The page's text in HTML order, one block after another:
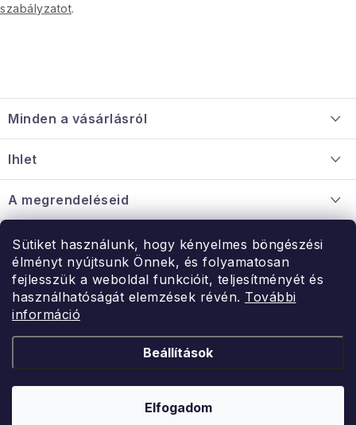
Sütiket használunk, hogy kényelmes böngészési
élményt nyújtsunk Önnek, és folyamatosan
fejlesszük a weboldal funkcióit, teljesítményét és
használhatóságát elemzések révén. További
információ
Beállítások
Elfogadom
szabályzatot.
á
b
é
c
Minden a vásárlásról
Információ a mellékletről
Nagykereskedelmi együttműködés
Ihlet
A megrendeléseid
Érintkezés
Rendelésem
Érintkezés
Hé-Pé: 9:00-15:00
uzlet@modernvasarlas.hu
Kereskedelem feltételei
ModernVasarlas.hu. Minden jog fenntartva.